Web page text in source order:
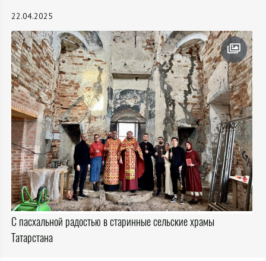
22.04.2025
С пасхальной радостью в старинные сельские храмы
Татарстана